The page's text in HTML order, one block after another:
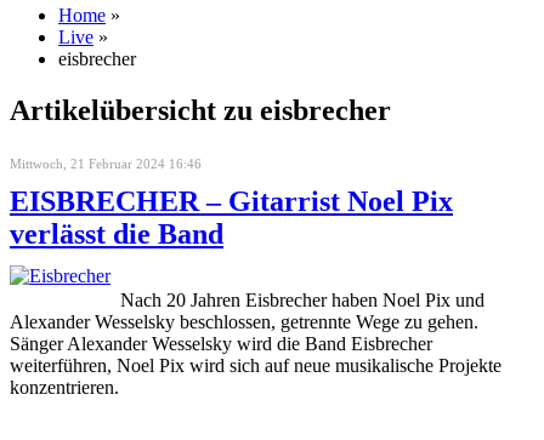
Home »
Live »
eisbrecher
Artikelübersicht zu eisbrecher
Mittwoch, 21 Februar 2024 16:46
EISBRECHER – Gitarrist Noel Pix
verlässt die Band
Nach 20 Jahren Eisbrecher haben Noel Pix und
Alexander Wesselsky beschlossen, getrennte Wege zu gehen.
Sänger Alexander Wesselsky wird die Band Eisbrecher
weiterführen, Noel Pix wird sich auf neue musikalische Projekte
konzentrieren.